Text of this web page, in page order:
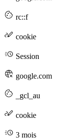
rc::f
cookie
Session
google.com
_gcl_au
cookie
3 mois